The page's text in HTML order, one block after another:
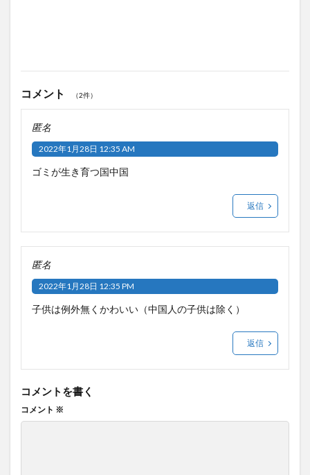
コメント （2件）
匿名
2022年1月28日 12:35 AM
ゴミが生き育つ国中国
返信
匿名
2022年1月28日 12:35 PM
子供は例外無くかわいい（中国人の子供は除く）
返信
コメントを書く
コメント ※